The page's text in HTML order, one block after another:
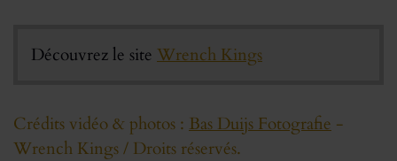
Découvrez le site Wrench Kings
Crédits vidéo & photos : Bas Duijs Fotografie -
Wrench Kings / Droits réservés.